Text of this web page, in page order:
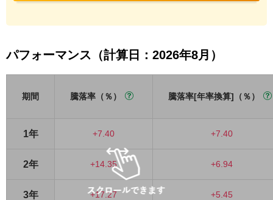
パフォーマンス（計算日：2026年8月）
期間 騰落率（％） 騰落率[年率換算]（％）
1年 +7.40 +7.40
2年 +14.35 +6.94
3年 +17.27 +5.45